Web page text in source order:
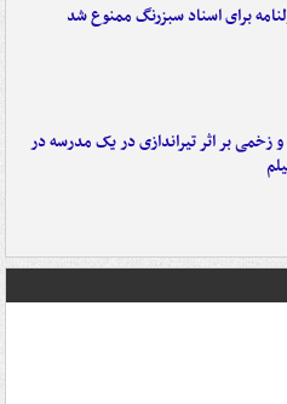
برای اسناد سبزرنگ ممنوع شد
و زخمی بر اثر تیراندازی در یک مدرسه در